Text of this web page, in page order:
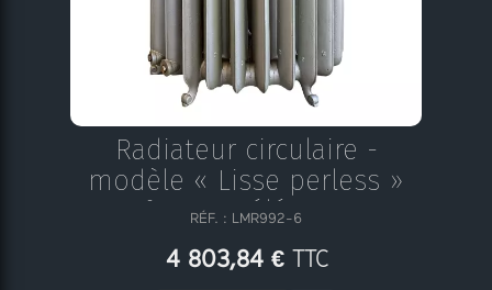
Radiateur circulaire -
modèle « Lisse perless »
N°26 - 24 éléments
RÉF. : LMR992-6
4 803,84 € TTC